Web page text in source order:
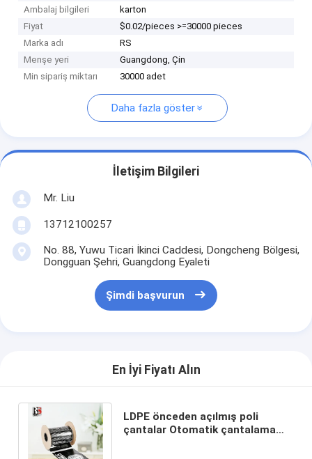
Ambalaj bilgileri
karton
Fiyat
$0.02/pieces >=30000 pieces
Marka adı
RS
Menşe yeri
Guangdong, Çin
Min sipariş miktarı
30000 adet
Daha fazla göster
İletişim Bilgileri
Mr. Liu
13712100257
No. 88, Yuwu Ticari İkinci Caddesi, Dongcheng Bölgesi,
Dongguan Şehri, Guangdong Eyaleti
Şimdi başvurun
En İyi Fiyatı Alın
LDPE önceden açılmış poli
çantalar Otomatik çantalama